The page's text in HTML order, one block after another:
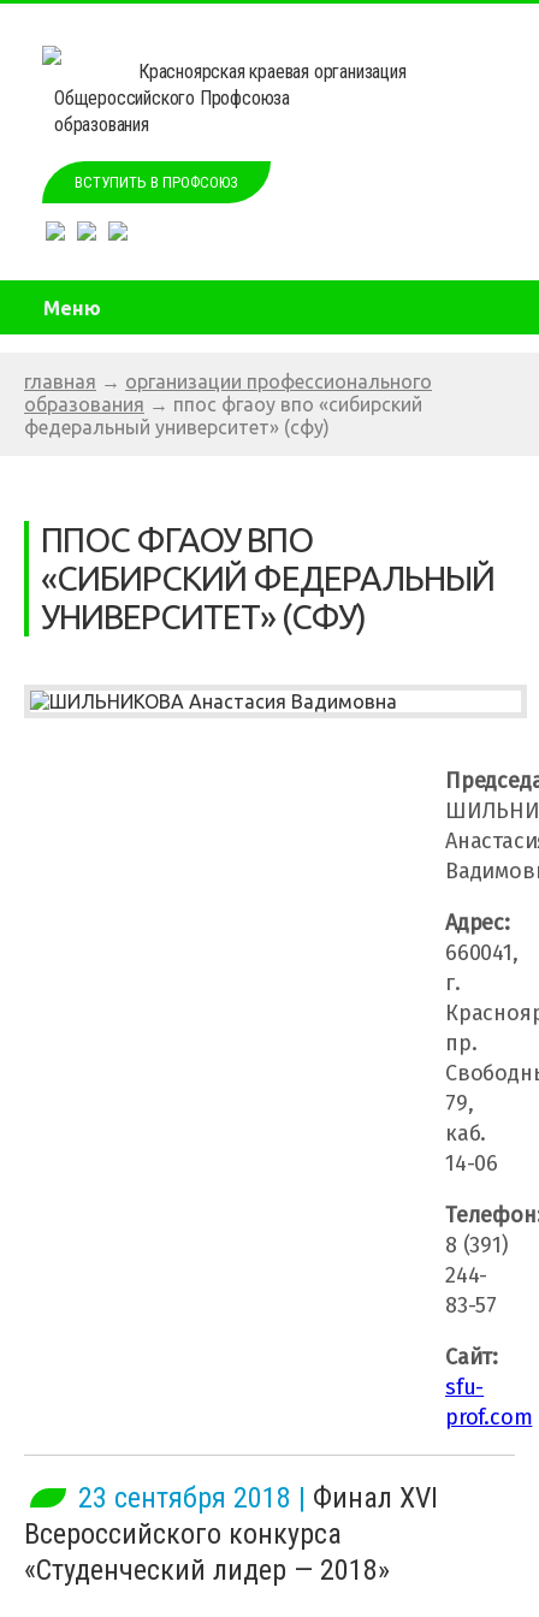
Красноярская краевая организация
Общероссийского Профсоюза
образования
ВСТУПИТЬ В ПРОФСОЮЗ
Меню
главная → организации профессионального
образования → ппос фгаоу впо «сибирский
федеральный университет» (сфу)
ППОС ФГАОУ ВПО
«СИБИРСКИЙ ФЕДЕРАЛЬНЫЙ
УНИВЕРСИТЕТ» (СФУ)
Адрес:
660041,
г.
пр.
79,
каб.
14-06
8 (391)
244-
83-57
Сайт:
sfu-
prof.com
23 сентября 2018 | Финал XVІ
Всероссийского конкурса
«Студенческий лидер — 2018»